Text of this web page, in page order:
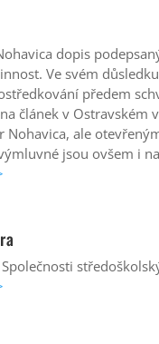
dopis
Ve svém
předem
článek v Ostravském
Nohavica, ale
jsou ovšem i